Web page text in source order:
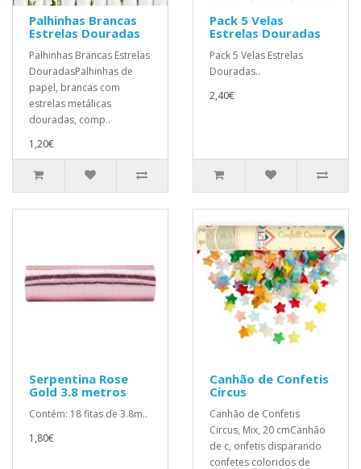
Palhinhas Brancas
Estrelas Douradas
Palhinhas Brancas Estrelas
DouradasPalhinhas de
papel, brancas com
estrelas metálicas
douradas, comp..
1,20€
Pack 5 Velas
Estrelas Douradas
Pack 5 Velas Estrelas
Douradas..
2,40€
Serpentina Rose
Gold 3.8 metros
Contém: 18 fitas de 3.8m..
1,80€
Canhão de Confetis
Circus
Canhão de Confetis
Circus, Mix, 20 cmCanhão
de c, onfetis disparando
confetes coloridos de